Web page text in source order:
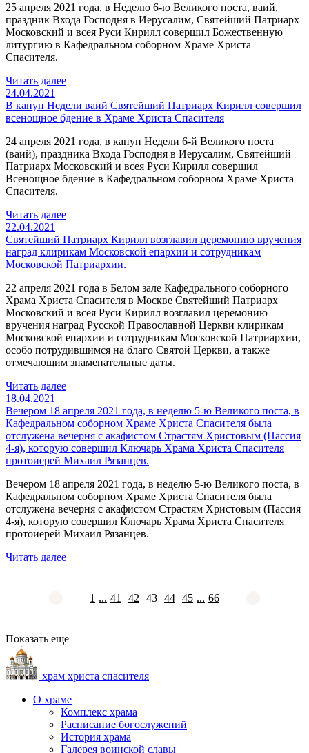
25 апреля 2021 года, в Неделю 6-ю Великого поста, ваий,
праздник Входа Господня в Иерусалим, Святейший Патриарх
Московский и всея Руси Кирилл совершил Божественную
литургию в Кафедральном соборном Храме Христа
Спасителя.
Читать далее
24.04.2021
В канун Недели ваий Святейший Патриарх Кирилл совершил
всенощное бдение в Храме Христа Спасителя
24 апреля 2021 года, в канун Недели 6-й Великого поста
(ваий), праздника Входа Господня в Иерусалим, Святейший
Патриарх Московский и всея Руси Кирилл совершил
Всенощное бдение в Кафедральном соборном Храме Христа
Спасителя.
Читать далее
22.04.2021
Святейший Патриарх Кирилл возглавил церемонию вручения
наград клирикам Московской епархии и сотрудникам
Московской Патриархии.
22 апреля 2021 года в Белом зале Кафедрального соборного
Храма Христа Спасителя в Москве Святейший Патриарх
Московский и всея Руси Кирилл возглавил церемонию
вручения наград Русской Православной Церкви клирикам
Московской епархии и сотрудникам Московской Патриархии,
особо потрудившимся на благо Святой Церкви, а также
отмечающим знаменательные даты.
Читать далее
18.04.2021
Вечером 18 апреля 2021 года, в неделю 5-ю Великого поста, в
Кафедральном соборном Храме Христа Спасителя была
отслужена вечерня с акафистом Страстям Христовым (Пассия
4-я), которую совершил Ключарь Храма Христа Спасителя
протоиерей Михаил Рязанцев.
Вечером 18 апреля 2021 года, в неделю 5-ю Великого поста, в
Кафедральном соборном Храме Христа Спасителя была
отслужена вечерня с акафистом Страстям Христовым (Пассия
4-я), которую совершил Ключарь Храма Христа Спасителя
протоиерей Михаил Рязанцев.
Читать далее
1 ... 41 42 43 44 45 ... 66
Показать еще
храм христа спасителя
О храме
Комплекс храма
Расписание богослужений
История храма
Галерея воинской славы